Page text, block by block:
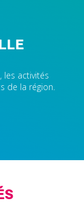
les activités
de la région.